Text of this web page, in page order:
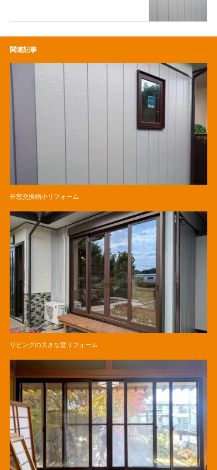
関連記事
外窓交換縮小リフォーム
リビングの大きな窓リフォーム